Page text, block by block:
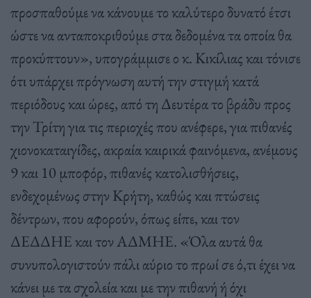
προσπαθούμε να κάνουμε το καλύτερο δυνατό έτσι
ώστε να ανταποκριθούμε στα δεδομένα τα οποία θα
προκύπτουν», υπογράμμισε ο κ. Κικίλιας και τόνισε
ότι υπάρχει πρόγνωση αυτή την στιγμή κατά
περιόδους και ώρες, από τη Δευτέρα το βράδυ προς
την Τρίτη για τις περιοχές που ανέφερε, για πιθανές
χιονοκαταιγίδες, ακραία καιρικά φαινόμενα, ανέμους
9 και 10 μποφόρ, πιθανές κατολισθήσεις,
ενδεχομένως στην Κρήτη, καθώς και πτώσεις
δέντρων, που αφορούν, όπως είπε, και τον
ΔΕΔΔΗΕ και τον ΑΔΜΗΕ. «Όλα αυτά θα
συνυπολογιστούν πάλι αύριο το πρωί σε ό,τι έχει να
κάνει με τα σχολεία και με την πιθανή ή όχι